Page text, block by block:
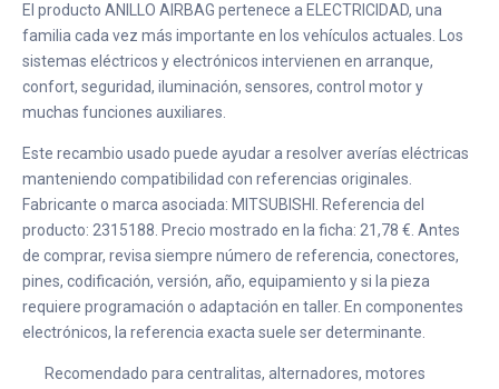
El producto ANILLO AIRBAG pertenece a ELECTRICIDAD, una
familia cada vez más importante en los vehículos actuales. Los
sistemas eléctricos y electrónicos intervienen en arranque,
confort, seguridad, iluminación, sensores, control motor y
muchas funciones auxiliares.
Este recambio usado puede ayudar a resolver averías eléctricas
manteniendo compatibilidad con referencias originales.
Fabricante o marca asociada: MITSUBISHI. Referencia del
producto: 2315188. Precio mostrado en la ficha: 21,78 €. Antes
de comprar, revisa siempre número de referencia, conectores,
pines, codificación, versión, año, equipamiento y si la pieza
requiere programación o adaptación en taller. En componentes
electrónicos, la referencia exacta suele ser determinante.
Recomendado para centralitas, alternadores, motores